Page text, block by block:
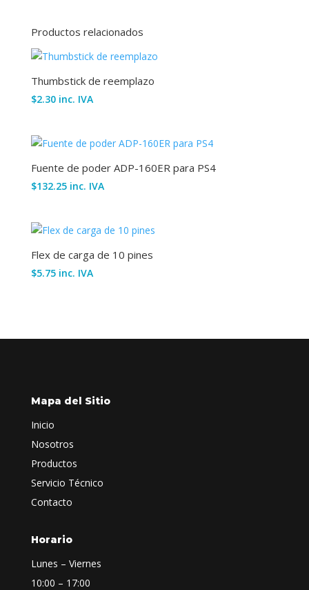
Productos relacionados
Thumbstick de reemplazo
$2.30 inc. IVA
Fuente de poder ADP-160ER para PS4
$132.25 inc. IVA
Flex de carga de 10 pines
$5.75 inc. IVA
Mapa del Sitio
Inicio
Nosotros
Productos
Servicio Técnico
Contacto
Horario
Lunes – Viernes
10:00 – 17:00